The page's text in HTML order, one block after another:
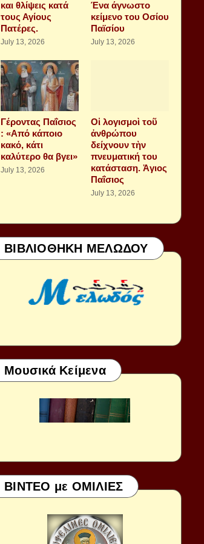
και θλίψεις κατά
τους Αγίους
Πατέρες.
July 13, 2026
Ένα άγνωστο
κείμενο του Οσίου
Παϊσίου
July 13, 2026
Γέροντας Παΐσιος
: «Από κάποιο
κακό, κάτι
καλύτερο θα βγει»
July 13, 2026
Οἱ λογισμοὶ τοῦ
ἀνθρώπου
δείχνουν τὴν
πνευματική του
κατάσταση. Ἁγιος
Παΐσιος
July 13, 2026
ΒΙΒΛΙΟΘΗΚΗ ΜΕΛΩΔΟΥ
Μουσικά Κείμενα
ΒΙΝΤΕΟ με ΟΜΙΛΙΕΣ